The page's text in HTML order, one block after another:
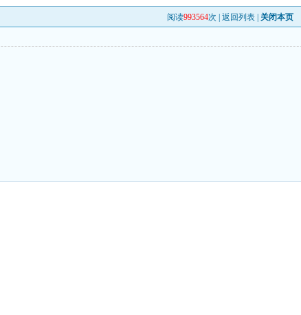
阅读993564次 |返回列表 关闭本页